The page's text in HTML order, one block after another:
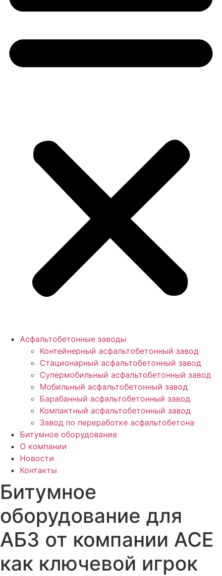
Асфальтобетонные заводы
Контейнерный асфальтобетонный завод
Стационарный асфальтобетонный завод
Супермобильный асфальтобетонный завод
Мобильный асфальтобетонный завод
Барабанный асфальтобетонный завод
Компактный асфальтобетонный завод
Завод по переработке асфальтобетона
Битумное оборудование
О компании
Новости
Контакты
Битумное
оборудование для
АБЗ от компании ACE
как ключевой игрок